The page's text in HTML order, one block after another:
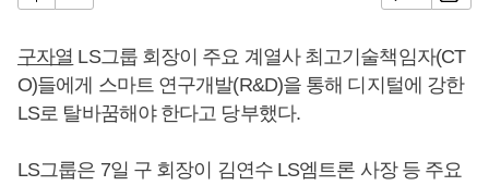
구자열 LS그룹 회장이 주요 계열사 최고기술책임자(CT
O)들에게 스마트 연구개발(R&D)을 통해 디지털에 강한
LS로 탈바꿈해야 한다고 당부했다.
LS그룹은 7일 구 회장이 김연수 LS엠트론 사장 등 주요